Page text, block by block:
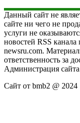
Данный сайт не
сайте ни чего не
услуги не
новостей RSS канала
newsru.com.
ответственность за
Администрация сайта
Сайт от bmb2 @ 2024